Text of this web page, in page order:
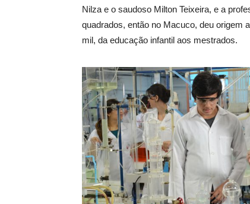
Nilza e o saudoso Milton Teixeira, e a
quadrados, então no Macuco, deu origem
mil, da educação infantil aos mestrados.